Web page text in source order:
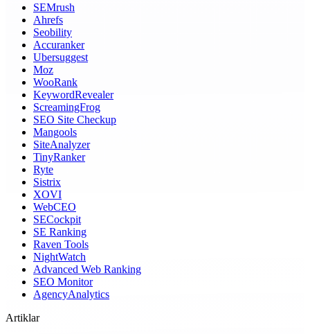
SEMrush
Ahrefs
Seobility
Accuranker
Ubersuggest
Moz
WooRank
KeywordRevealer
ScreamingFrog
SEO Site Checkup
Mangools
SiteAnalyzer
TinyRanker
Ryte
Sistrix
XOVI
WebCEO
SECockpit
SE Ranking
Raven Tools
NightWatch
Advanced Web Ranking
SEO Monitor
AgencyAnalytics
Artiklar